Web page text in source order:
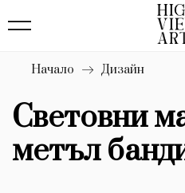
Бизнес
Мода
Dialogue
Изкуство
4339
Начало Дизайн
Световни
метъл